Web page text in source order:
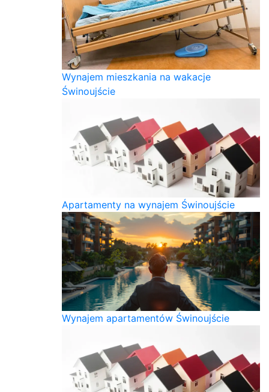
Wynajem mieszkania na wakacje
Świnoujście
Apartamenty na wynajem Świnoujście
Wynajem apartamentów Świnoujście